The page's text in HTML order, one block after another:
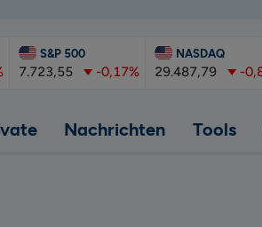
S&P 500
-0,17%
NASDAQ
29.487,79 -0,83%
Nachrichten Tools